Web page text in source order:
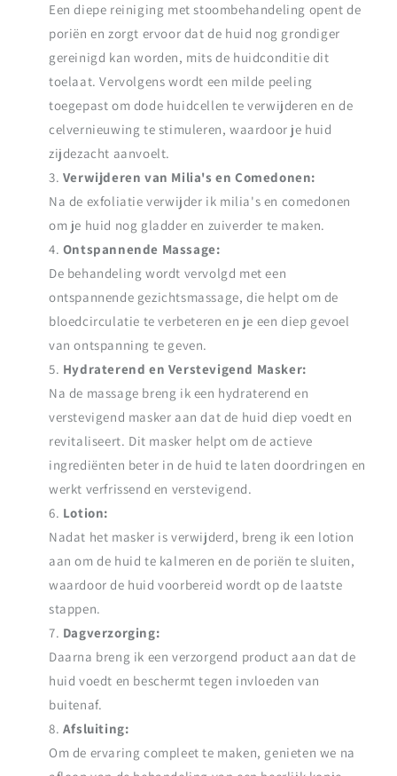
Een diepe reiniging met stoombehandeling opent de
poriën en zorgt ervoor dat de huid nog grondiger
gereinigd kan worden, mits de huidconditie dit
toelaat. Vervolgens wordt een milde peeling
toegepast om dode huidcellen te verwijderen en de
celvernieuwing te stimuleren, waardoor je huid
zijdezacht aanvoelt.
Verwijderen van Milia's en Comedonen:
Na de exfoliatie verwijder ik milia's en comedonen
om je huid nog gladder en zuiverder te maken.
Ontspannende Massage:
De behandeling wordt vervolgd met een
ontspannende gezichtsmassage, die helpt om de
bloedcirculatie te verbeteren en je een diep gevoel
van ontspanning te geven.
Hydraterend en Verstevigend Masker:
Na de massage breng ik een hydraterend en
verstevigend masker aan dat de huid diep voedt en
revitaliseert. Dit masker helpt om de actieve
ingrediënten beter in de huid te laten doordringen en
werkt verfrissend en verstevigend.
Lotion:
Nadat het masker is verwijderd, breng ik een lotion
aan om de huid te kalmeren en de poriën te sluiten,
waardoor de huid voorbereid wordt op de laatste
stappen.
Dagverzorging:
Daarna breng ik een verzorgend product aan dat de
huid voedt en beschermt tegen invloeden van
buitenaf.
Afsluiting:
Om de ervaring compleet te maken, genieten we na